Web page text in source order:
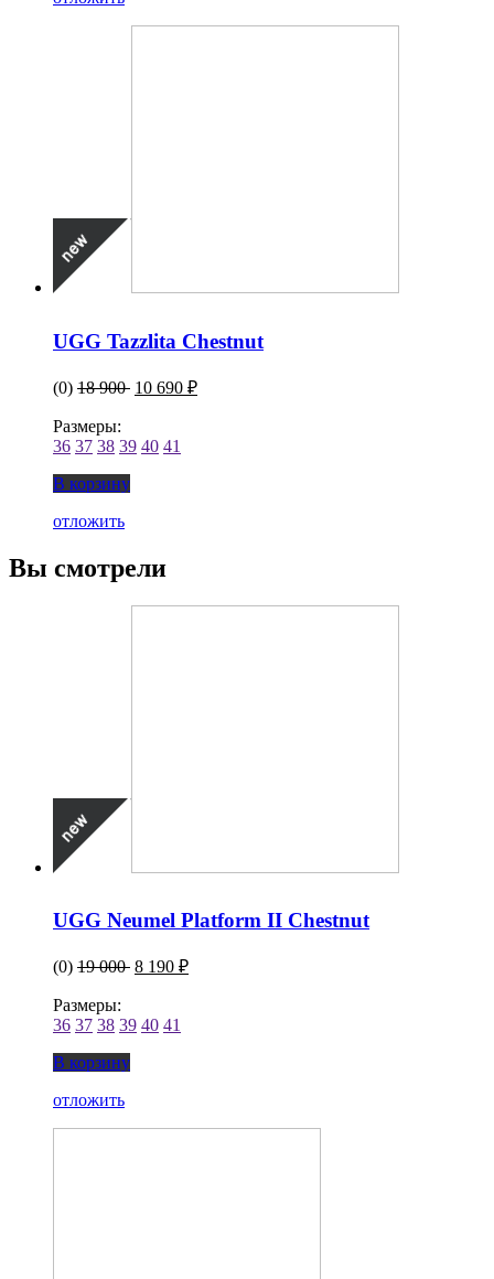
UGG Tazzlita Chestnut
(0) 18 900 10 690 ₽
Размеры:
36 37 38 39 40 41
В корзину
отложить
Вы смотрели
UGG Neumel Platform II Chestnut
(0) 19 000 8 190 ₽
Размеры:
36 37 38 39 40 41
В корзину
отложить